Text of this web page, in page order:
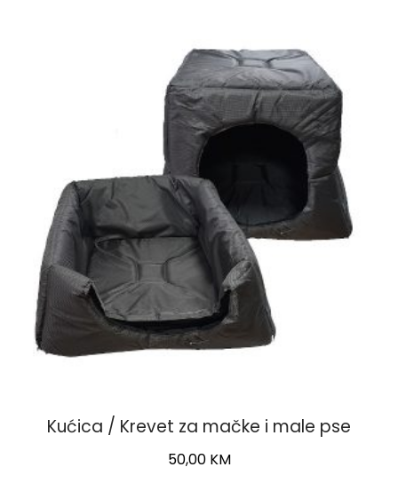
Kućica / Krevet za mačke i male pse
50,00 KM